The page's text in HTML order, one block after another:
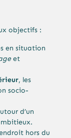
objectifs :
en situation
et
, les
socio-
d’un
hors du